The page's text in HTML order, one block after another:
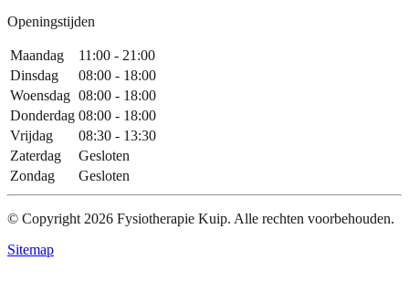
Openingstijden
Maandag
11:00 - 21:00
Dinsdag
08:00 - 18:00
Woensdag 08:00 - 18:00
Donderdag 08:00 - 18:00
Vrijdag
08:30 - 13:30
Zaterdag
Gesloten
Zondag
Gesloten
© Copyright 2026 Fysiotherapie Kuip. Alle rechten voorbehouden.
Sitemap